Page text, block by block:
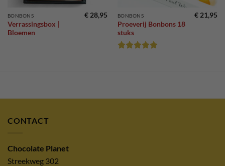
BONBONS
Verrassingsbox |
Bloemen
€28,95 BONBONS
Proeverij Bonbons 18
stuks
€21,95
CONTACT
Chocolate Planet
Streekweg 302